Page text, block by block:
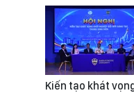
Kiến tạo khát